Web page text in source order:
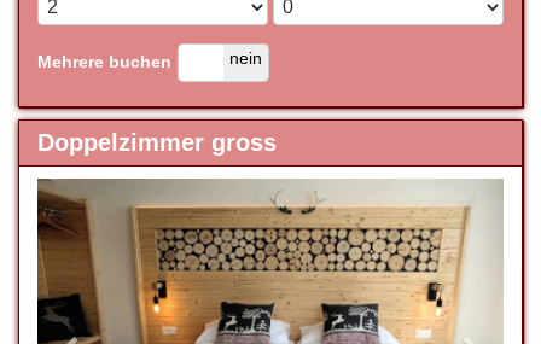
Mehrere buchen
ja nein
Doppelzimmer gross
Previous